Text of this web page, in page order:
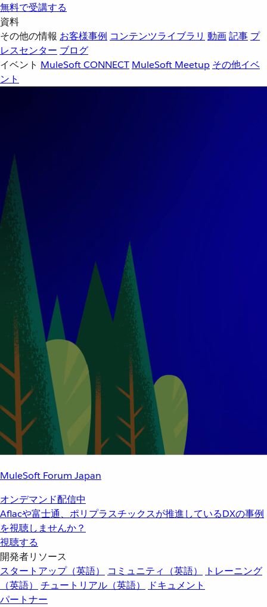
無料で受講する
資料
その他の情報 お客様事例 コンテンツライブラリ 動画記事 プ
レスセンター ブログ
イベント MuleSoft CONNECT MuleSoft Meetup その他イベ
ント
MuleSoft Forum Japan
オンデマンド配信中
Aflacや富士通、ポリプラスチックスが推進しているDXの事例
を視聴しませんか？
視聴する
開発者リソース
スタートアップ（英語）
コミュニティ（英語）
トレーニング
（英語）
チュートリアル（英語）
ドキュメント
パートナー